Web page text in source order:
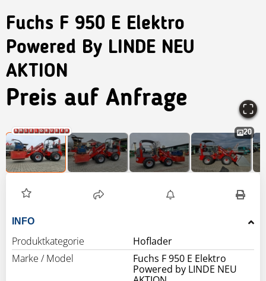
Fuchs F 950 E Elektro
Powered By LINDE NEU
AKTION
Preis auf Anfrage
20
INFO
Produktkategorie
Hoflader
Marke / Model
Fuchs F 950 E Elektro
Powered by LINDE NEU